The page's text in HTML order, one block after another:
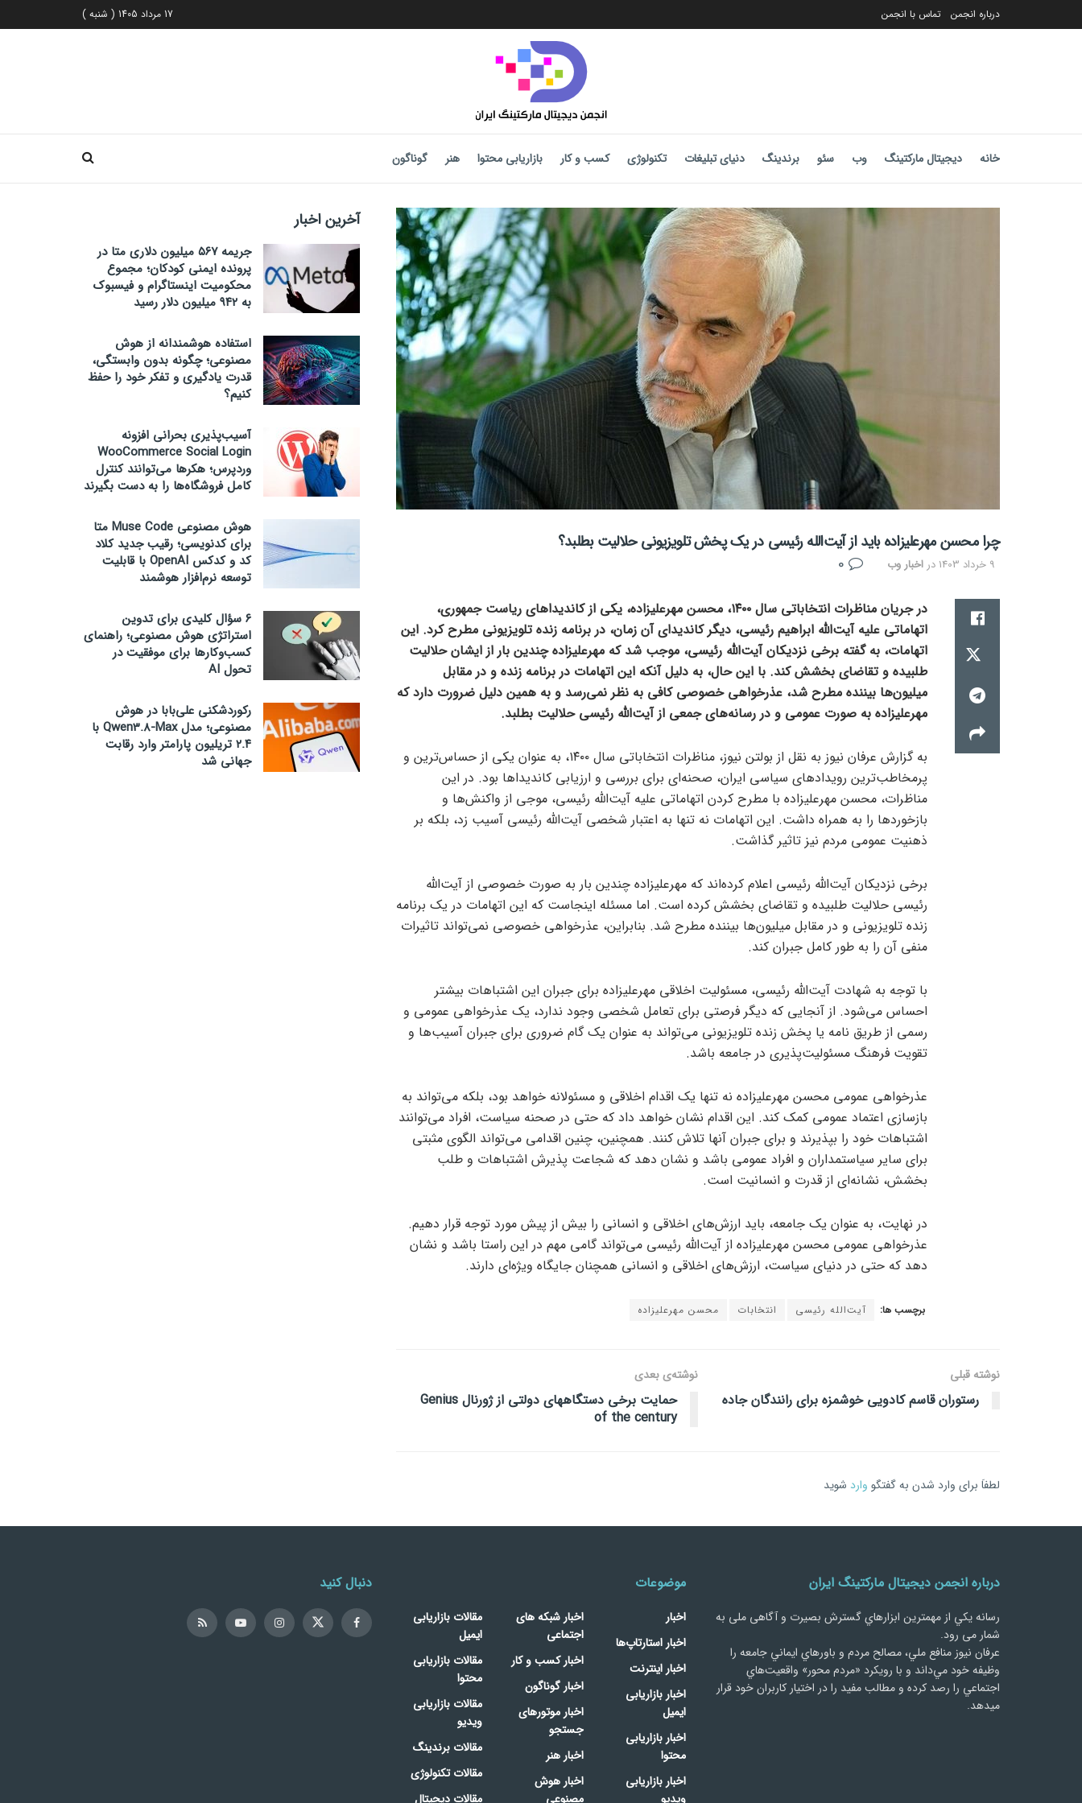
درباره انجمن تماس با انجمن 17 مرداد 1405 ( شنبه )
خانه دیجیتال مارکتینگ وب سئو برندینگ دنیای تبلیغات تکنولوژی کسب و کار بازاریابی محتوا هنر گوناگون
چرا محسن مهرعلیزاده باید از آیت‌الله رئیسی در یک پخش تلویزیونی حلالیت بطلبد؟
9 خرداد 1403 دراخبار وب
در جریان مناظرات انتخاباتی سال ۱۴۰۰، محسن مهرعلیزاده، یکی از کاندیداهای ریاست جمهوری،
اتهاماتی علیه آیت‌الله ابراهیم رئیسی، دیگر کاندیدای آن زمان، در برنامه زنده تلویزیونی مطرح کرد. این
اتهامات، به گفته برخی نزدیکان آیت‌الله رئیسی، موجب شد که مهرعلیزاده چندین بار از ایشان حلالیت
طلبیده و تقاضای بخشش کند. با این حال، به دلیل آنکه این اتهامات در برنامه زنده و در مقابل
میلیون‌ها بیننده مطرح شد، عذرخواهی خصوصی کافی به نظر نمی‌رسد و به همین دلیل ضرورت دارد که
مهرعلیزاده به صورت عمومی و در رسانه‌های جمعی از آیت‌الله رئیسی حلالیت بطلبد.
به گزارش عرفان نیوز به نقل از بولتن نیوز، مناظرات انتخاباتی سال ۱۴۰۰، به عنوان یکی از حساس‌ترین و
پرمخاطب‌ترین رویدادهای سیاسی ایران، صحنه‌ای برای بررسی و ارزیابی کاندیداها بود. در این
مناظرات، محسن مهرعلیزاده با مطرح کردن اتهاماتی علیه آیت‌الله رئیسی، موجی از واکنش‌ها و
بازخوردها را به همراه داشت. این اتهامات نه تنها به اعتبار شخصی آیت‌الله رئیسی آسیب زد، بلکه بر
ذهنیت عمومی مردم نیز تاثیر گذاشت.
برخی نزدیکان آیت‌الله رئیسی اعلام کرده‌اند که مهرعلیزاده چندین بار به صورت خصوصی از آیت‌الله
رئیسی حلالیت طلبیده و تقاضای بخشش کرده است. اما مسئله اینجاست که این اتهامات در یک برنامه
زنده تلویزیونی و در مقابل میلیون‌ها بیننده مطرح شد. بنابراین، عذرخواهی خصوصی نمی‌تواند تاثیرات
منفی آن را به طور کامل جبران کند.
با توجه به شهادت آیت‌الله رئیسی، مسئولیت اخلاقی مهرعلیزاده برای جبران این اشتباهات بیشتر
احساس می‌شود. از آنجایی که دیگر فرصتی برای تعامل شخصی وجود ندارد، یک عذرخواهی عمومی و
رسمی از طریق نامه یا پخش زنده تلویزیونی می‌تواند به عنوان یک گام ضروری برای جبران آسیب‌ها و
تقویت فرهنگ مسئولیت‌پذیری در جامعه باشد.
عذرخواهی عمومی محسن مهرعلیزاده نه تنها یک اقدام اخلاقی و مسئولانه خواهد بود، بلکه می‌تواند به
بازسازی اعتماد عمومی کمک کند. این اقدام نشان خواهد داد که حتی در صحنه سیاست، افراد می‌توانند
اشتباهات خود را بپذیرند و برای جبران آنها تلاش کنند. همچنین، چنین اقدامی می‌تواند الگوی مثبتی
برای سایر سیاستمداران و افراد عمومی باشد و نشان دهد که شجاعت پذیرش اشتباهات و طلب
بخشش، نشانه‌ای از قدرت و انسانیت است.
در نهایت، به عنوان یک جامعه، باید ارزش‌های اخلاقی و انسانی را بیش از پیش مورد توجه قرار دهیم.
عذرخواهی عمومی محسن مهرعلیزاده از آیت‌الله رئیسی می‌تواند گامی مهم در این راستا باشد و نشان
دهد که حتی در دنیای سیاست، ارزش‌های اخلاقی و انسانی همچنان جایگاه ویژه‌ای دارند.
برچسب ها: آیت‌الله رئیسی انتخابات محسن مهرعلیزاده
نوشته قبلی
رستوران قاسم کادویی خوشمزه برای رانندگان جاده
نوشته‌ی بعدی
حمایت برخی دستگاههای دولتی از ژورنال Genius
of the century
لطفاَ برای وارد شدن به گفتگو وارد شوید
آخرین اخبار
جریمه ۵۶۷ میلیون دلاری متا در
پرونده ایمنی کودکان؛ مجموع
محکومیت اینستاگرام و فیسبوک
به ۹۴۲ میلیون دلار رسید
استفاده هوشمندانه از هوش
مصنوعی؛ چگونه بدون وابستگی،
قدرت یادگیری و تفکر خود را حفظ
کنیم؟
آسیب‌پذیری بحرانی افزونه
WooCommerce Social Login
وردپرس؛ هکرها می‌توانند کنترل
کامل فروشگاه‌ها را به دست بگیرند
هوش مصنوعی Muse Code متا
برای کدنویسی؛ رقیب جدید کلاد
کد و کدکس OpenAI با قابلیت
توسعه نرم‌افزار هوشمند
۶ سؤال کلیدی برای تدوین
استراتژی هوش مصنوعی؛ راهنمای
کسب‌وکارها برای موفقیت در
تحول AI
رکوردشکنی علی‌بابا در هوش
مصنوعی؛ مدل Qwen3.8-Max با
۲.۴ تریلیون پارامتر وارد رقابت
جهانی شد
درباره انجمن دیجیتال مارکتینگ ایران
رسانه يكي از مهمترین ابزارهاي گسترش بصیرت و آگاهی ملی به
شمار می رود.
عرفان نیوز منافع ملي، مصالح مردم و باورهاي ايماني جامعه را
وظيفه خود مي‌داند و با رويكرد «مردم‌ محور» واقعيت‌هاي
اجتماعي را رصد کرده و مطالب مفید را در اختیار کاربران خود قرار
میدهد.
موضوعات
اخبار
اخبار استارتاپ‌ها
اخبار اینترنت
اخبار بازاریابی
ایمیل
اخبار بازاریابی
محتوا
اخبار بازاریابی
ویدیو
اخبار شبکه های
اجتماعی
اخبار کسب و کار
اخبار گوناگون
اخبار موتورهای
جستجو
اخبار هنر
اخبار هوش
مصنوعی
مقالات بازاریابی
ایمیل
مقالات بازاریابی
محتوا
مقالات بازاریابی
ویدیو
مقالات برندینگ
مقالات تکنولوژی
مقالات دیجیتال
دنبال کنید